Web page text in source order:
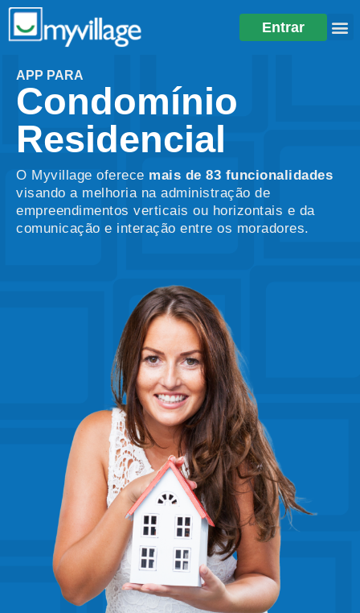
Entrar
APP PARA
Condomínio
Residencial
O Myvillage oferece mais de 83 funcionalidades
visando a melhoria na administração de
empreendimentos verticais ou horizontais e da
comunicação e interação entre os moradores.